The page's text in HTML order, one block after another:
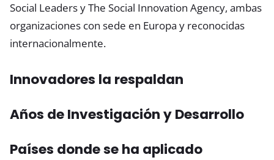
Social Leaders y The Social Innovation Agency, ambas
organizaciones con sede en Europa y reconocidas
internacionalmente.
Innovadores la respaldan
Años de Investigación y Desarrollo
Países donde se ha aplicado